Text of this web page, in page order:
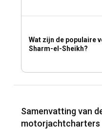
Wat zijn de populaire
Sharm-el-Sheikh?
Samenvatting van
motorjachtcharters